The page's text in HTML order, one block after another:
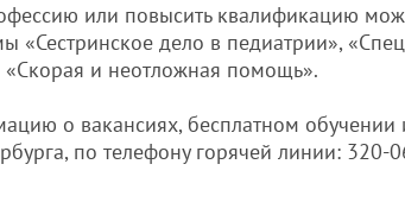
или повысить квалификацию
«Сестринское дело в педиатрии»,
«Скорая и неотложная помощь».
о вакансиях, бесплатном
по телефону горячей линии: